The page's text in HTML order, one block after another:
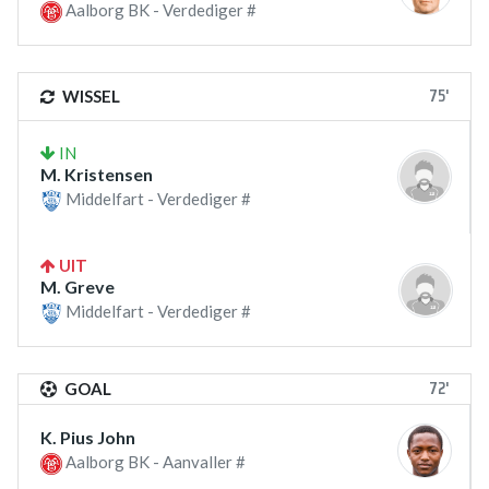
Aalborg BK - Verdediger #
WISSEL 75'
IN
M. Kristensen
Middelfart - Verdediger #
UIT
M. Greve
Middelfart - Verdediger #
GOAL 72'
K. Pius John
Aalborg BK - Aanvaller #